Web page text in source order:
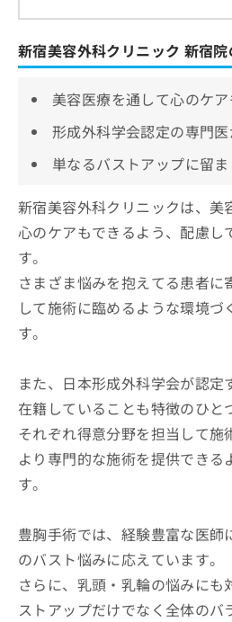
新宿美容外科クリニック 新宿
美容医療を通して心のケ
形成外科学会認定の専門
単なるバストアップに留
新宿美容外科クリニックは、美
心のケアもできるよう、配慮し
す。
さまざま悩みを抱えてる患者に
して施術に臨めるような環境づ
す。
また、日本形成外科学会が認
在籍していることも特徴のひと
それぞれ得意分野を担当して施
より専門的な施術を提供できる
す。
豊胸手術では、経験豊富な医師
のバスト悩みに応えています。
さらに、乳頭・乳輪の悩みにも
ストアップだけでなく全体のバ